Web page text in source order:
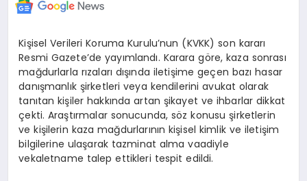
Kişisel Verileri Koruma Kurulu’nun (KVKK) son kararı
Resmi Gazete’de yayımlandı. Karara göre, kaza sonrası
mağdurlarla rızaları dışında iletişime geçen bazı hasar
danışmanlık şirketleri veya kendilerini avukat olarak
tanıtan kişiler hakkında artan şikayet ve ihbarlar dikkat
çekti. Araştırmalar sonucunda, söz konusu şirketlerin
ve kişilerin kaza mağdurlarının kişisel kimlik ve iletişim
bilgilerine ulaşarak tazminat alma vaadiyle
vekaletname talep ettikleri tespit edildi.